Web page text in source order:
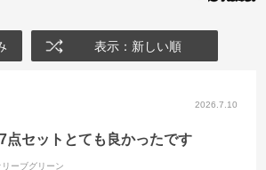
表示：新しい順
2026.7.10
点セットとても良かったです
ーブグリーン